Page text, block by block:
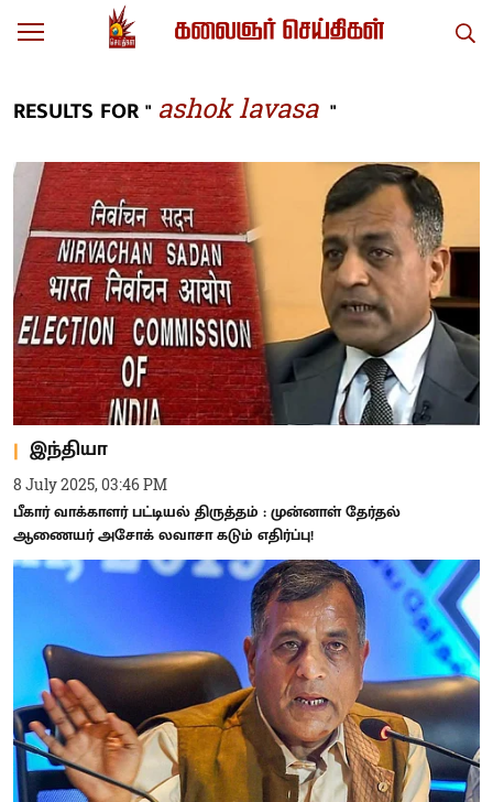
RESULTS FOR " ashok lavasa "
இந்தியா
8 July 2025, 03:46 PM
பீகார் வாக்காளர் பட்டியல் திருத்தம் : முன்னாள் தேர்தல்
ஆணையர் அசோக் லவாசா கடும் எதிர்ப்பு!